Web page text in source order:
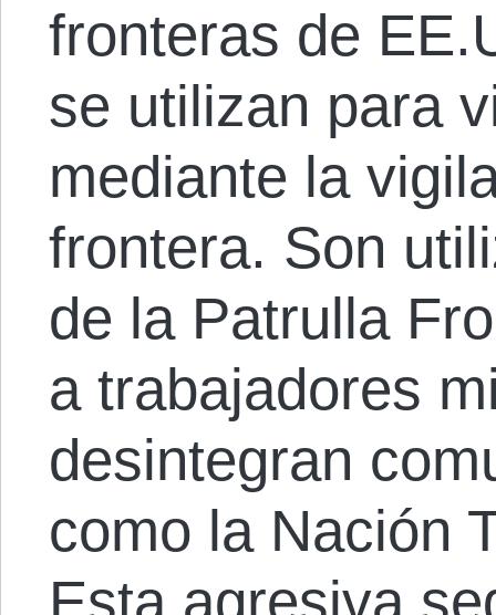
fronteras de
se utilizan para
mediante la
frontera. Son
de la Patrulla
a trabajadores
desintegran
como la Nación
Esta agresiva